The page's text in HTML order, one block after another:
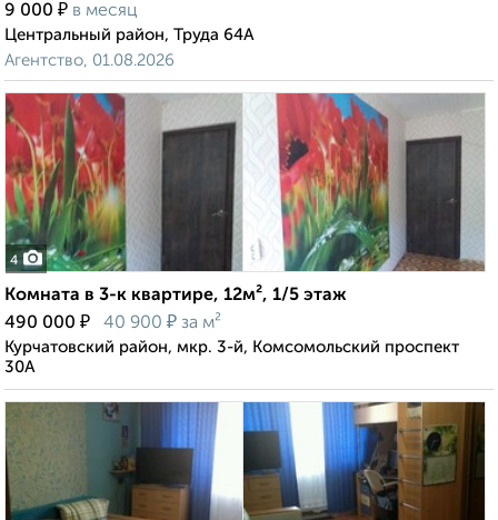
9 000 ₽ в месяц
Центральный район, Труда 64А
Агентство, 01.08.2026
4
Комната в 3-к квартире, 12м², 1/5 этаж
490 000 ₽ 40 900 ₽ за м²
Курчатовский район, мкр. 3-й, Комсомольский проспект
30А